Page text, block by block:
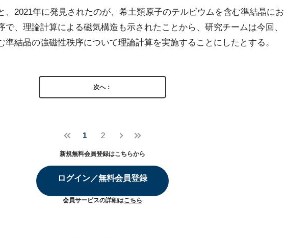
、2021年に発見されたのが、希土類原子のテルビウムを含む準結晶にお
で、理論計算による磁気構造も示されたことから、研究チームは今回、
準結晶の強磁性秩序について理論計算を実施することにしたとする。
次へ：
1 2
新規無料会員登録はこちらから
ログイン／無料会員登録
会員サービスの詳細はこちら